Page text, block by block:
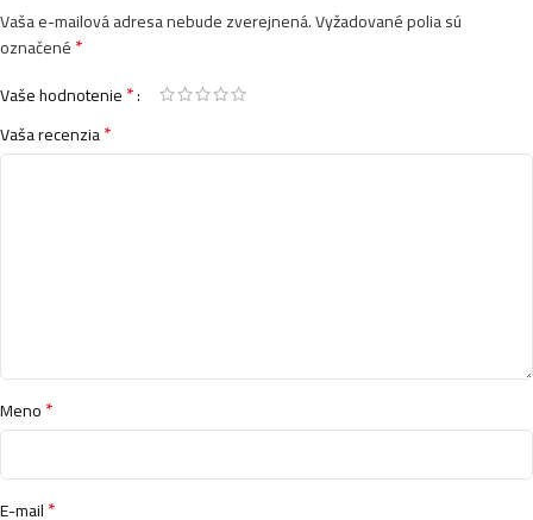
Vaša e-mailová adresa nebude zverejnená.Vyžadované polia sú
označené*
Vaše hodnotenie*
Vaša recenzia*
Meno*
E-mail*